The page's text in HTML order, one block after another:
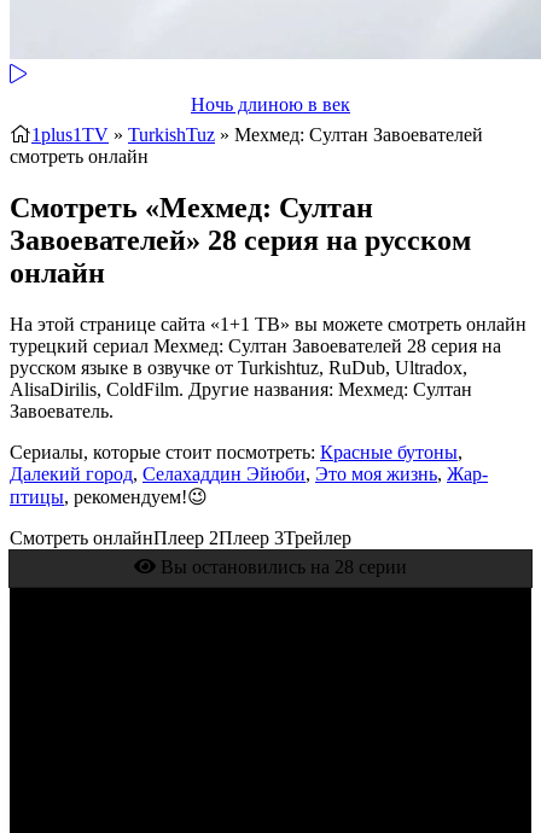
Ночь длиною в век
1plus1TV » TurkishTuz » Мехмед: Султан Завоевателей
смотреть онлайн
Смотреть «Мехмед: Султан
Завоевателей» 28 серия на русском
онлайн
На этой странице сайта «1+1 ТВ» вы можете смотреть онлайн
турецкий сериал Мехмед: Султан Завоевателей 28 серия на
русском языке в озвучке от Turkishtuz, RuDub, Ultradox,
AlisaDirilis, ColdFilm. Другие названия: Мехмед: Султан
Завоеватель.
Сериалы, которые стоит посмотреть: Красные бутоны,
Далекий город, Селахаддин Эйюби, Это моя жизнь, Жар-
птицы, рекомендуем!😉
Смотреть онлайнПлеер 2Плеер 3Трейлер
Вы остановились на 28 серии